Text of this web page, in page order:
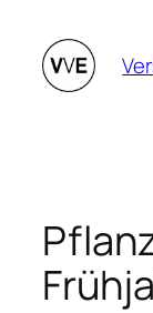
Inhalt
springen